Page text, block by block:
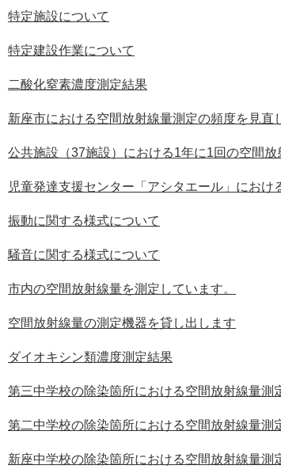
特定施設について
特定建設作業について
二酸化窒素濃度測定結果
新座市における空間放射線量測定の頻度を見直
公共施設（37施設）における1年に1回の空間
児童発達支援センター「アシタエール」におけ
振動に関する様式について
騒音に関する様式について
市内の空間放射線量を測定しています。
空間放射線量の測定機器を貸し出します
ダイオキシン類濃度測定結果
第三中学校の除染箇所における空間放射線量測
第二中学校の除染箇所における空間放射線量測
新座中学校の除染箇所における空間放射線量測